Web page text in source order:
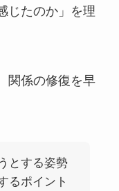
じたのか」を理
関係の修復を早
とする姿勢
るポイント